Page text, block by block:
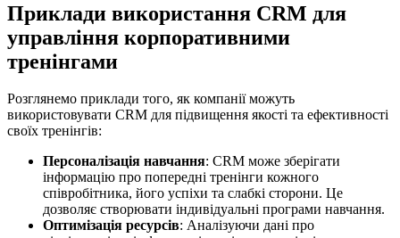
Приклади використання CRM для
управління корпоративними
тренінгами
Розглянемо приклади того, як компанії можуть
використовувати CRM для підвищення якості та ефективності
своїх тренінгів:
Персоналізація навчання: CRM може зберігати
інформацію про попередні тренінги кожного
співробітника, його успіхи та слабкі сторони. Це
дозволяє створювати індивідуальні програми навчання.
Оптимізація ресурсів: Аналізуючи дані про